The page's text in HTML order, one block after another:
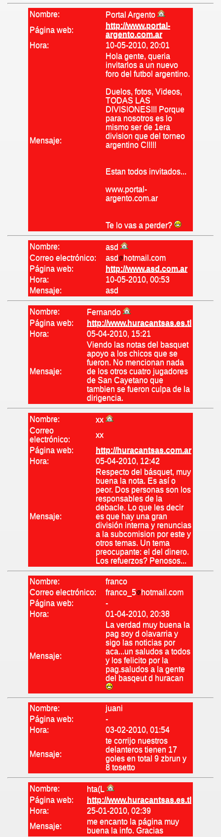
Nombre:
Portal Argento
Página web:
http://www.portal-
argento.com.ar
Hora:
10-05-2010, 20:01
Mensaje:
Hola gente, queria
invitarlos a un nuevo
foro del futbol argentino.
Duelos, fotos, Videos,
TODAS LAS
DIVISIONES!!! Porque
para nosotros es lo
mismo ser de 1era
division que del torneo
argentino C!!!!!
Estan todos invitados...
www.portal-
argento.com.ar
Te lo vas a perder?
Nombre:
asd
Correo electrónico:
asd
hotmail.com
Página web:
http://www.asd.com.ar
Hora:
10-05-2010, 00:53
Mensaje:
asd
Nombre:
Fernando
Página web:
http://www.huracantsas.es.tl
Hora:
05-04-2010, 15:21
Mensaje:
Viendo las notas del basquet
apoyo a los chicos que se
fueron. No mencionan nada
de los otros cuatro jugadores
de San Cayetano que
tambien se fueron culpa de la
dirigencia.
Nombre:
xx
Correo
electrónico:
xx
Página web:
http://huracantsas.com.ar
Hora:
05-04-2010, 12:42
Mensaje:
Respecto del básquet, muy
buena la nota. Es así o
peor. Dos personas son los
responsables de la
debacle. Lo que les decir
es que hay una gran
división interna y renuncias
a la subcomision por este y
otros temas. Un tema
preocupante: el del dinero.
Los refuerzos? Penosos...
Nombre:
franco
Correo electrónico:
franco_5
hotmail.com
Página web:
-
Hora:
01-04-2010, 20:38
Mensaje:
La verdad muy buena la
pag soy d olavarria y
sigo las noticias por
aca...un saludos a todos
y los felicito por la
pag.saludos a la gente
del basqeut d huracan
Nombre:
juani
Página web:
-
Hora:
03-02-2010, 01:54
Mensaje:
te corrijo nuestros
delanteros tienen 17
goles en total 9 zbrun y
8 tosetto
Nombre:
hta(L
Página web:
http://www.huracantsas.es.tl
Hora:
25-01-2010, 02:39
Mensaje:
me encanto la página muy
buena la info. Gracias